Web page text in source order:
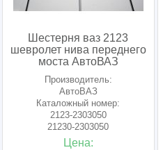
Шестерня ваз 2123
шевролет нива переднего
моста АвтоВАЗ
Производитель:
АвтоВАЗ
Каталожный номер:
2123-2303050
21230-2303050
21230230305000
Цена: